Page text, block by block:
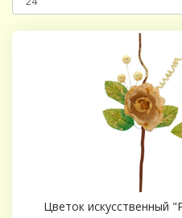
Цветок искусственный